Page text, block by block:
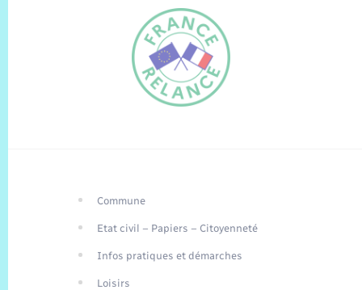
Traduction du
EN
Commune
Etat civil – Papiers – Citoyenneté
Infos pratiques et démarches
Loisirs